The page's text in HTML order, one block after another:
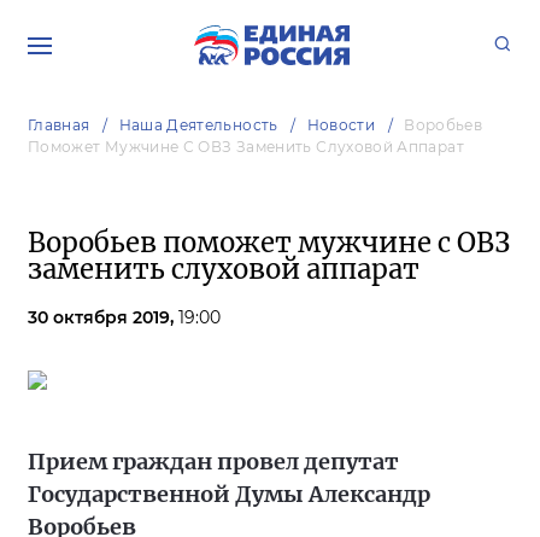
Главная Наша Деятельность Новости
Воробьев
Поможет Мужчине С ОВЗ Заменить Слуховой Аппарат
Воробьев поможет мужчине с ОВЗ
заменить слуховой аппарат
30 октября 2019, 19:00
Прием граждан провел депутат
Государственной Думы Александр
Воробьев